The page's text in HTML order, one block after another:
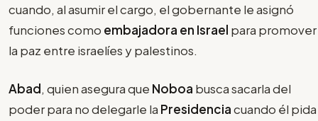
cuando, al asumir el cargo, el gobernante le asignó
funciones como embajadora en Israel para promover
la paz entre israelíes y palestinos.
Abad, quien asegura que Noboa busca sacarla del
poder para no delegarle la Presidenciacuando él pida